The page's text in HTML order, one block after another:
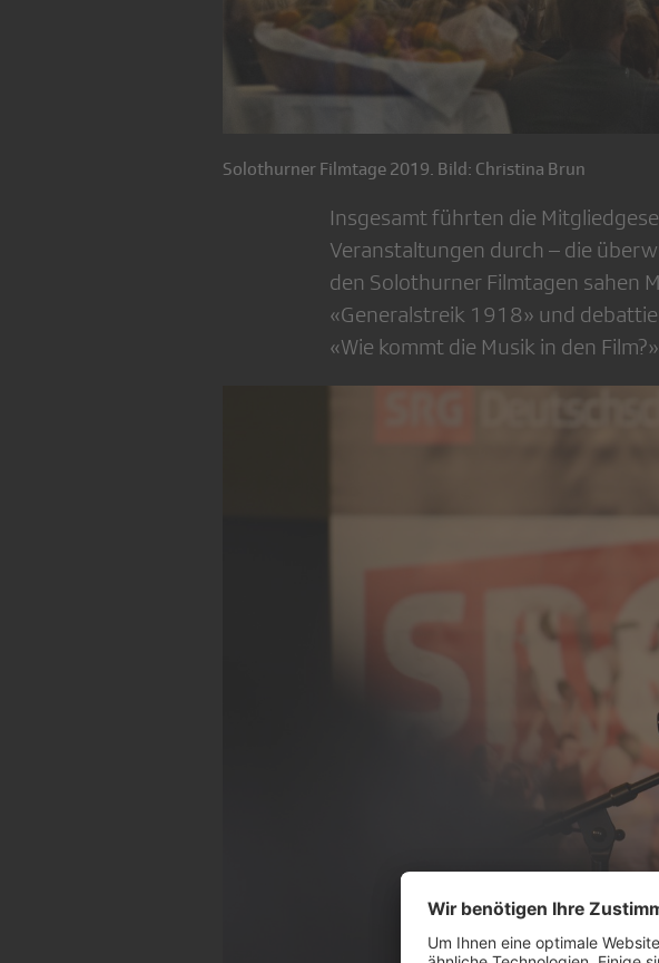
Solothurner Filmtage 2019. Bild: Christina Brun
Insgesamt führten die
Veranstaltungen durch – die
den Solothurner Filmtagen sahen
«Generalstreik 1918» und
«Wie kommt die Musik in den